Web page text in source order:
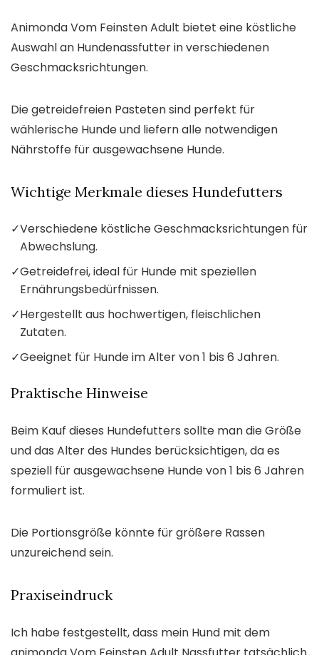
Animonda Vom Feinsten Adult bietet eine köstliche
Auswahl an Hundenassfutter in verschiedenen
Geschmacksrichtungen.
Die getreidefreien Pasteten sind perfekt für
wählerische Hunde und liefern alle notwendigen
Nährstoffe für ausgewachsene Hunde.
Wichtige Merkmale dieses Hundefutters
✓Verschiedene köstliche Geschmacksrichtungen für
Abwechslung.
✓Getreidefrei, ideal für Hunde mit speziellen
Ernährungsbedürfnissen.
✓Hergestellt aus hochwertigen, fleischlichen
Zutaten.
✓Geeignet für Hunde im Alter von 1 bis 6 Jahren.
Praktische Hinweise
Beim Kauf dieses Hundefutters sollte man die Größe
und das Alter des Hundes berücksichtigen, da es
speziell für ausgewachsene Hunde von 1 bis 6 Jahren
formuliert ist.
Die Portionsgröße könnte für größere Rassen
unzureichend sein.
Praxiseindruck
Ich habe festgestellt, dass mein Hund mit dem